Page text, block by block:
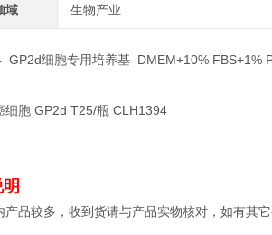
域 生物产业
GP2d细胞专用培养基 DMEM+10% FBS+1%
细胞 GP2d T25/瓶 CLH1394
产品较多，收到货请与产品实物核对，如有其